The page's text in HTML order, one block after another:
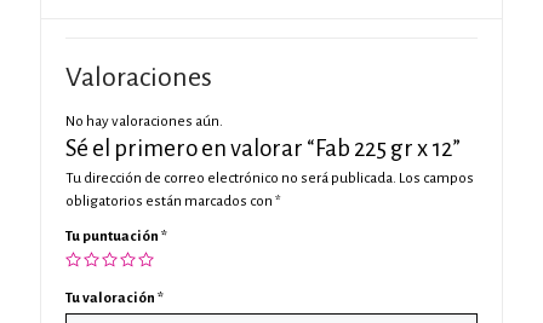
Valoraciones
No hay valoraciones aún.
Sé el primero en valorar “Fab 225 gr x 12”
Tu dirección de correo electrónico no será publicada. Los campos
obligatorios están marcados con *
Tu puntuación *
Tu valoración *